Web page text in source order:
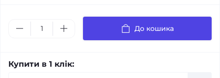
До кошика
Купити в 1 клік: